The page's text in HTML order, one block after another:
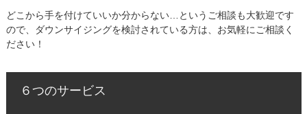
どこから手を付けていいか分からない…というご相談も大歓迎です
ので、ダウンサイジングを検討されている方は、お気軽にご相談く
ださい！
６つのサービス